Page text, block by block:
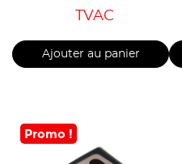
TVAC
Ajouter au panier
Promo !